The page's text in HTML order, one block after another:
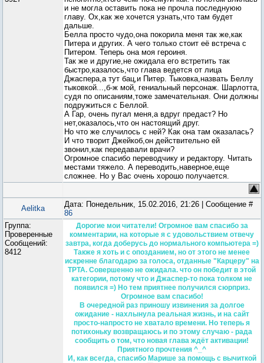
и не могла оставить пока не прочла последнуюю
главу. Ох,как же хочется узнать,что там будет
дальше.
Белла просто чудо,она покорила меня так же,как
Питера и других. А чего только стоит её встреча с
Питером. Теперь она моя героиня.
Так же и другие,не ожидала его встретить так
быстро,казалось,что глава ведется от лица
Джаспера,а тут бац,и Питер. Тыковка,назвать Беллу
тыковкой...,б-ж мой, гениальный персонаж. Шарлотта,
судя по описаниям,тоже замечательная. Они должны
подружиться с Беллой.
А Гар, очень пугал меня,а вдруг предаст? Но
нет,оказалось,что он настоящий друг.
Но что же случилось с ней? Как она там оказалась?
И что творит Джейкоб,он действительно ей
звонил,как передавали врачи?
Огромное спасибо переводчику и редактору. Читать
местами тяжело. А переводить,наверное,еще
сложнее. Но у Вас очень хорошо получается.
Aelitka
Дата: Понедельник, 15.02.2016, 21:26 | Сообщение #
86
Группа:
Проверенные
Сообщений:
8412
Дорогие мои читатели! Огромное вам спасибо за
комментарии, на которые я с удовольствием отвечу
завтра, когда доберусь до нормального компьютера =)
Также я хоть и с опозданием, но от этого не менее
искренне благодарю за голоса, отданные "Карцеру" на
ТРТА. Совершенно не ожидала. что он победит в этой
категории, потому что и Джаспер-то пока толком не
появился =) Но тем приятнее получился сюрприз.
Огромное вам спасибо!
В очередной раз приношу извинения за долгое
ожидание - нахлынула реальная жизнь, и на сайт
просто-напросто не хватало времени. Но теперь я
потихоньку возвращаюсь и по этому случаю - рада
сообщить о том, что новая глава ждёт активации!
Приятного прочтения ^_^
И, как всегда, спасибо Марише за помощь с вычиткой